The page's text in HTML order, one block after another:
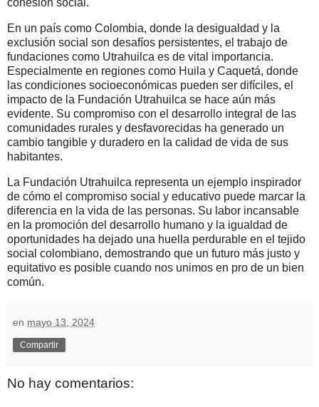
cohesión social.
En un país como Colombia, donde la desigualdad y la
exclusión social son desafíos persistentes, el trabajo de
fundaciones como Utrahuilca es de vital importancia.
Especialmente en regiones como Huila y Caquetá, donde
las condiciones socioeconómicas pueden ser difíciles, el
impacto de la Fundación Utrahuilca se hace aún más
evidente. Su compromiso con el desarrollo integral de las
comunidades rurales y desfavorecidas ha generado un
cambio tangible y duradero en la calidad de vida de sus
habitantes.
La Fundación Utrahuilca representa un ejemplo inspirador
de cómo el compromiso social y educativo puede marcar la
diferencia en la vida de las personas. Su labor incansable
en la promoción del desarrollo humano y la igualdad de
oportunidades ha dejado una huella perdurable en el tejido
social colombiano, demostrando que un futuro más justo y
equitativo es posible cuando nos unimos en pro de un bien
común.
en mayo 13, 2024
Compartir
No hay comentarios: